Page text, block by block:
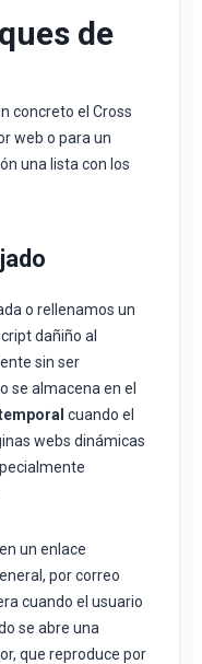
de
concreto el Cross
web o para un
una lista con los
o rellenamos un
dañiño al
sin ser
se almacena en el
cuando el
webs dinámicas
un enlace
por correo
cuando el usuario
se abre una
que reproduce por